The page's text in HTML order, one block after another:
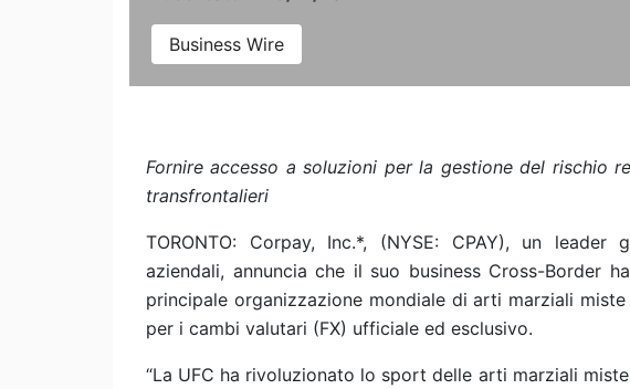
Business Wire
Fornire accesso a soluzioni per la gestione del rischio
transfrontalieri
TORONTO: Corpay, Inc.*, (NYSE: CPAY), un
aziendali, annuncia che il suo business Cross-Border
principale organizzazione mondiale di arti marziali
per i cambi valutari (FX) ufficiale ed esclusivo.
“La UFC ha rivoluzionato lo sport delle arti marziali